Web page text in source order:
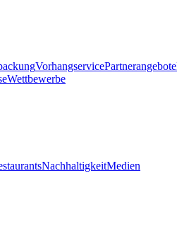
VorhangservicePartnerangebote
Wettbewerbe
NachhaltigkeitMedien